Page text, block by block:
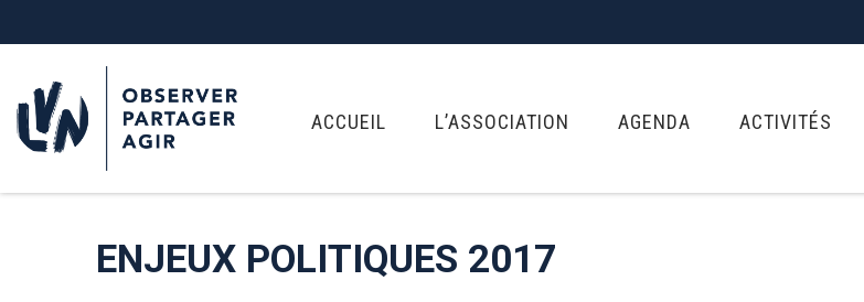
ACCUEIL L’ASSOCIATION AGENDA ACTIVITÉS
ENJEUX POLITIQUES 2017